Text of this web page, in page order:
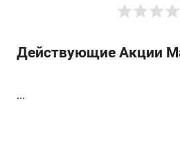
Действующие Акции
...